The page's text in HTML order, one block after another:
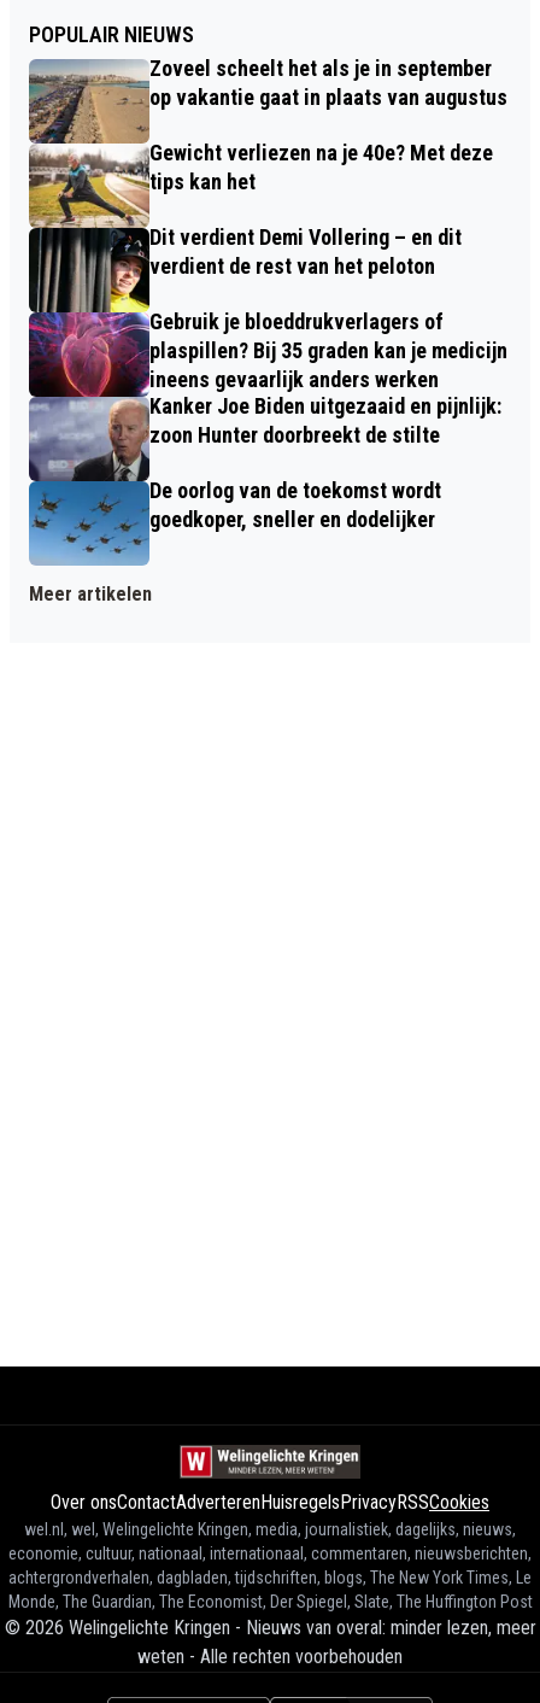
POPULAIR NIEUWS
Zoveel scheelt het als je in september
op vakantie gaat in plaats van augustus
Gewicht verliezen na je 40e? Met deze
tips kan het
Dit verdient Demi Vollering – en dit
verdient de rest van het peloton
Gebruik je bloeddrukverlagers of
plaspillen? Bij 35 graden kan je medicijn
ineens gevaarlijk anders werken
Kanker Joe Biden uitgezaaid en pijnlijk:
zoon Hunter doorbreekt de stilte
De oorlog van de toekomst wordt
goedkoper, sneller en dodelijker
Meer artikelen
Over onsContactAdverterenHuisregelsPrivacyRSSCookies
wel.nl, wel, Welingelichte Kringen, media, journalistiek, dagelijks, nieuws,
economie, cultuur, nationaal, internationaal, commentaren, nieuwsberichten,
achtergrondverhalen, dagbladen, tijdschriften, blogs, The New York Times, Le
Monde, The Guardian, The Economist, Der Spiegel, Slate, The Huffington Post
© 2026 Welingelichte Kringen - Nieuws van overal: minder lezen, meer
weten - Alle rechten voorbehouden